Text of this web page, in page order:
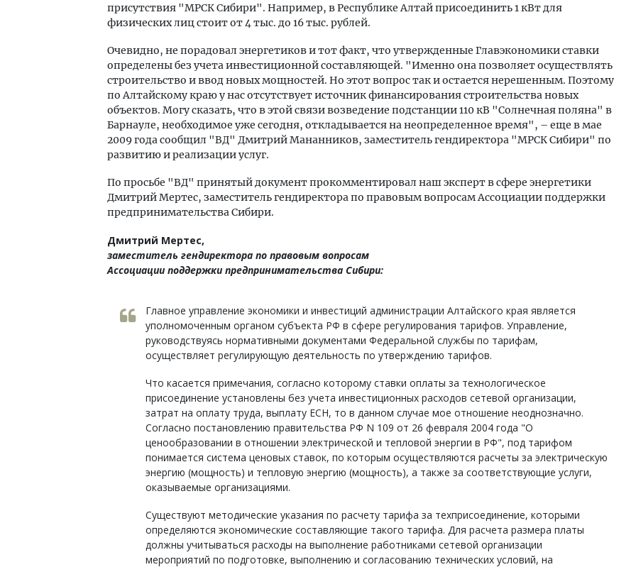
присутствия "МРСК Сибири". Например, в Республике Алтай присоединить 1 кВт для
физических лиц стоит от 4 тыс. до 16 тыс. рублей.
Очевидно, не порадовал энергетиков и тот факт, что утвержденные Главэкономики ставки
определены без учета инвестиционной составляющей. "Именно она позволяет осуществлять
строительство и ввод новых мощностей. Но этот вопрос так и остается нерешенным. Поэтому
по Алтайскому краю у нас отсутствует источник финансирования строительства новых
объектов. Могу сказать, что в этой связи возведение подстанции 110 кВ "Солнечная поляна" в
Барнауле, необходимое уже сегодня, откладывается на неопределенное время", – еще в мае
2009 года сообщил "ВД" Дмитрий Мананников, заместитель гендиректора "МРСК Сибири" по
развитию и реализации услуг.
По просьбе "ВД" принятый документ прокомментировал наш эксперт в сфере энергетики
Дмитрий Мертес, заместитель гендиректора по правовым вопросам Ассоциации поддержки
предпринимательства Сибири.
Дмитрий Мертес,
заместитель гендиректора по правовым вопросам
Ассоциации поддержки предпринимательства Сибири:
Главное управление экономики и инвестиций администрации Алтайского края является
уполномоченным органом субъекта РФ в сфере регулирования тарифов. Управление,
руководствуясь нормативными документами Федеральной службы по тарифам,
осуществляет регулирующую деятельность по утверждению тарифов.
Что касается примечания, согласно которому ставки оплаты за технологическое
присоединение установлены без учета инвестиционных расходов сетевой организации,
затрат на оплату труда, выплату ЕСН, то в данном случае мое отношение неоднозначно.
Согласно постановлению правительства РФ N 109 от 26 февраля 2004 года "О
ценообразовании в отношении электрической и тепловой энергии в РФ", под тарифом
понимается система ценовых ставок, по которым осуществляются расчеты за электрическую
энергию (мощность) и тепловую энергию (мощность), а также за соответствующие услуги,
оказываемые организациями.
Существуют методические указания по расчету тарифа за техприсоединение, которыми
определяются экономические составляющие такого тарифа. Для расчета размера платы
должны учитываться расходы на выполнение работниками сетевой организации
мероприятий по подготовке, выполнению и согласованию технических условий, на